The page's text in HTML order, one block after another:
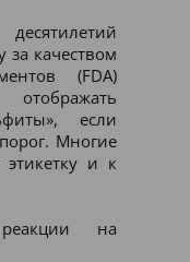
за качеством
(FDA)
если
Многие
и к
на